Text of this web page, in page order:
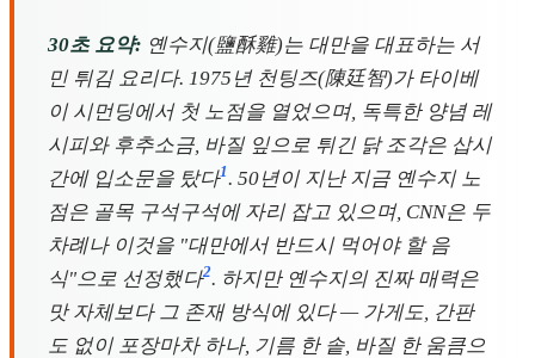
30초 요약: 옌수지(鹽酥雞)는 대만을 대표하는 서
민 튀김 요리다. 1975년 천팅즈(陳廷智)가 타이베
이 시먼딩에서 첫 노점을 열었으며, 독특한 양념 레
시피와 후추소금, 바질 잎으로 튀긴 닭 조각은 삽시
간에 입소문을 탔다1. 50년이 지난 지금 옌수지 노
점은 골목 구석구석에 자리 잡고 있으며, CNN은 두
차례나 이것을 "대만에서 반드시 먹어야 할 음
식"으로 선정했다2. 하지만 옌수지의 진짜 매력은
맛 자체보다 그 존재 방식에 있다 — 가게도, 간판
도 없이 포장마차 하나, 기름 한 솥, 바질 한 움큼으